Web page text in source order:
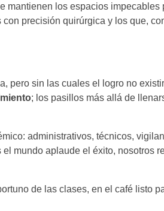
mantienen los espacios
precisión quirúrgica y los que,
pero sin las cuales el logro no
; los pasillos más allá de
administrativos, técnicos,
el mundo aplaude el éxito, nosotros
de las clases, en el café listo